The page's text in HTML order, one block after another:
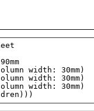
width: 30mm)
width: 30mm)
width: 30mm)